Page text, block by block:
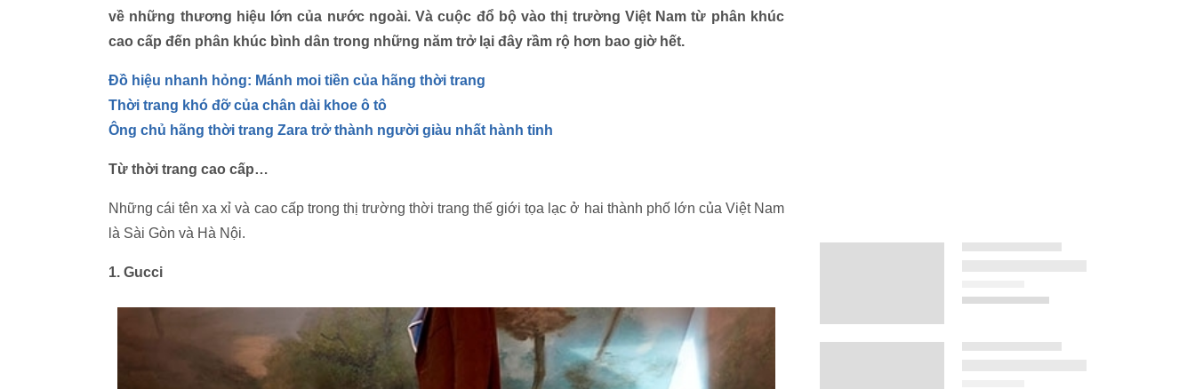
về những thương hiệu lớn của nước ngoài. Và cuộc đổ bộ vào thị trường Việt Nam từ phân khúc
cao cấp đến phân khúc bình dân trong những năm trở lại đây rầm rộ hơn bao giờ hết.
Đồ hiệu nhanh hỏng: Mánh moi tiền của hãng thời trang
Thời trang khó đỡ của chân dài khoe ô tô
Ông chủ hãng thời trang Zara trở thành người giàu nhất hành tinh
Từ thời trang cao cấp…
Những cái tên xa xỉ và cao cấp trong thị trường thời trang thế giới tọa lạc ở hai thành phố lớn của Việt Nam
là Sài Gòn và Hà Nội.
1. Gucci